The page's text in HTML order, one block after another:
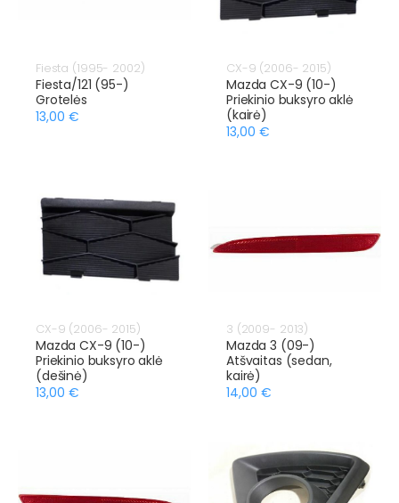
Fiesta (1995- 2002)
Fiesta/121 (95-)
Grotelės
13,00 €
CX-9 (2006- 2015)
Mazda CX-9 (10-)
Priekinio buksyro aklė
(kairė)
13,00 €
CX-9 (2006- 2015)
Mazda CX-9 (10-)
Priekinio buksyro aklė
(dešinė)
13,00 €
3 (2009- 2013)
Mazda 3 (09-)
Atšvaitas (sedan,
kairė)
14,00 €